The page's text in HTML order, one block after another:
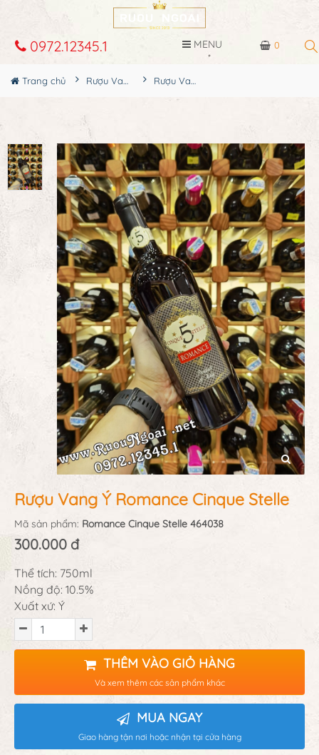
0
0972.12345.1 MENU
Trang chủ Rượu Vang Rượu Vang Ý Romance Cinque Stelle
Rượu Vang Ý Romance Cinque Stelle
Mã sản phẩm: Romance Cinque Stelle 464038
300.000 đ
Thể tích: 750ml
Nồng độ: 10.5%
Xuất xứ: Ý
THÊM VÀO GIỎ HÀNG
Và xem thêm các sản phẩm khác
MUA NGAY
Giao hàng tận nơi hoặc nhận tại cửa hàng